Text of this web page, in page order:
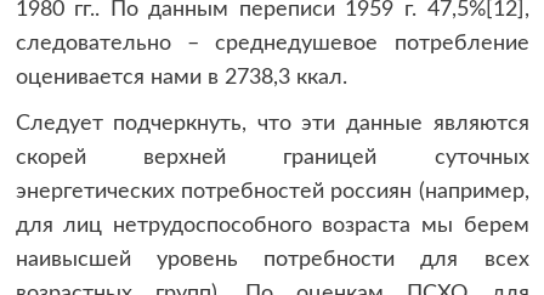
1980 гг.. По данным переписи 1959 г. 47,5%[12],
следовательно – среднедушевое потребление
оценивается нами в 2738,3 ккал.
Следует подчеркнуть, что эти данные являются
скорей верхней границей суточных
энергетических потребностей россиян (например,
для лиц нетрудоспособного возраста мы берем
наивысшей уровень потребности для всех